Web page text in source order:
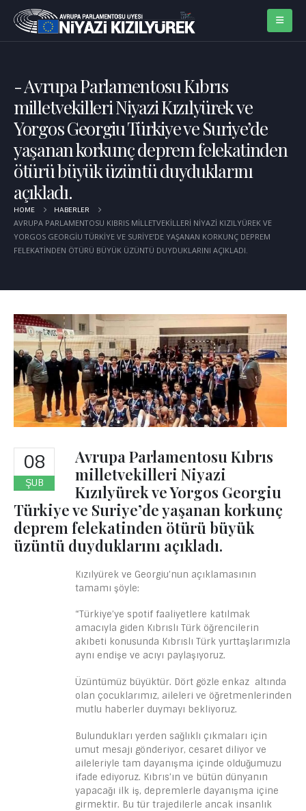
Avrupa Parlamentosu Kıbrıs
milletvekilleri Niyazi Kızılyürek ve
Yorgos Georgiu Türkiye ve Suriye’de
yaşanan korkunç deprem felekatinden
ötürü büyük üzüntü duyduklarını
açıkladı.
HOME HABERLER
AVRUPA PARLAMENTOSU KIBRIS MILLETVEKILLERI NIYAZI KIZILYÜREK VE
YORGOS GEORGIU TÜRKIYE VE SURIYE’DE YAŞANAN KORKUNÇ DEPREM
FELEKATINDEN ÖTÜRÜ BÜYÜK ÜZÜNTÜ DUYDUKLARINI AÇIKLADI.
08
ŞUB
Avrupa Parlamentosu Kıbrıs
milletvekilleri Niyazi
Kızılyürek ve Yorgos Georgiu
Türkiye ve Suriye’de yaşanan korkunç
deprem felekatinden ötürü büyük
üzüntü duyduklarını açıkladı.
Kızılyürek ve Georgiu’nun açıklamasının
tamamı şöyle:
“Türkiye’ye spotif faaliyetlere katılmak
amacıyla giden Kıbrıslı Türk öğrencilerin
akıbeti konusunda Kıbrıslı Türk yurttaşlarımızla
aynı endişe ve acıyı paylaşıyoruz.
Üzüntümüz büyüktür. Dört gözle enkaz altında
olan çocuklarımız, aileleri ve öğretmenlerinden
mutlu haberler duymayı bekliyoruz.
Bulundukları yerden sağlıklı çıkmaları için
umut mesajı gönderiyor, cesaret diliyor ve
aileleriyle tam dayanışma içinde olduğumuzu
ifade ediyoruz. Kıbrıs’ın ve bütün dünyanın
yapacağı ilk iş, depremlerle dayanışma içine
girmektir. Bu tür trajedilerle ancak insanlık